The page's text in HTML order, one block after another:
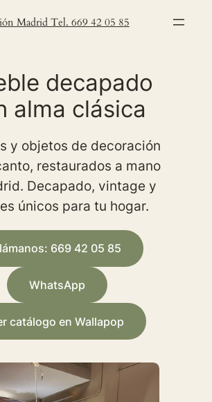
Madrid Tel. 669 42 05 85
decapado
alma clásica
y objetos de decoración
restaurados a mano
Decapado, vintage y
únicos para tu hogar.
669 42 05 85
WhatsApp
catálogo en Wallapop